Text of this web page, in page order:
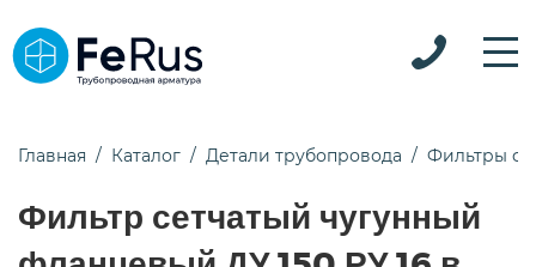
Главная Каталог Детали трубопровода Фильтры
Фильтр сетчатый чугунный